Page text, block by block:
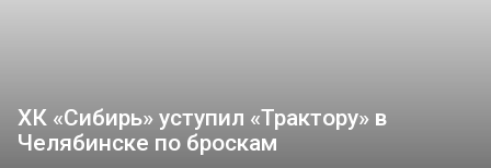
ХК «Сибирь» уступил «Трактору» в
Челябинске по броскам